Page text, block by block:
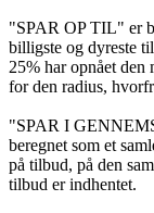
"SPAR OP TIL" er
billigste og dyreste
25% har opnået den
for den radius,
"SPAR I
beregnet som et
på tilbud, på den
tilbud er indhentet.